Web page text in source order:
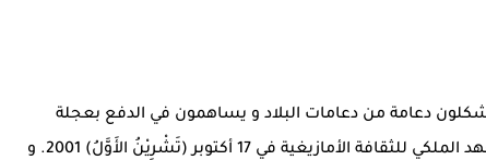
دعامة من دعامات البلاد و يساهمون في الدفع بعجلة
المغرب المعاصر. و هكذا فقد أنشئ المعهد الملكي للثقافة الأمازيغية في 17 أكتوبر (تَشْرِيْنُ الأَوَّلُ) 2001. و